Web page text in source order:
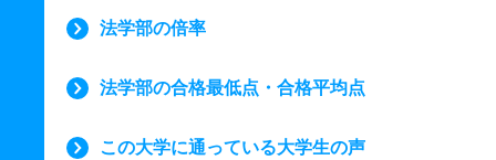
法学部の倍率
法学部の合格最低点・合格平均点
この大学に通っている大学生の声